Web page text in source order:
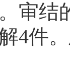
审结
4件